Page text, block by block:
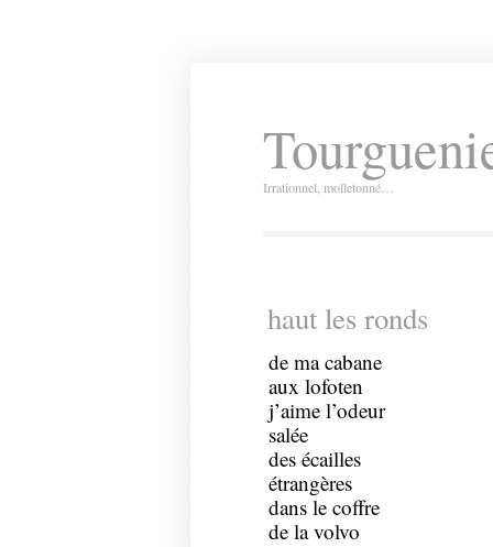
Irrationnel, molletonné…
haut les ronds
de ma cabane
aux lofoten
j’aime l’odeur
salée
des écailles
étrangères
dans le coffre
de la volvo